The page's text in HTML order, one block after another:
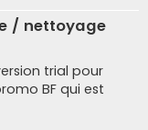
/ nettoyage
trial pour
BF qui est